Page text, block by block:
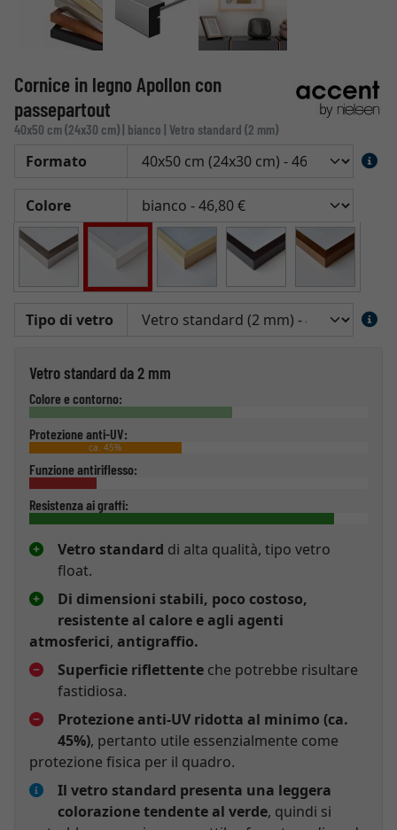
Cornice in legno Apollon con
passepartout
40x50 cm (24x30 cm) | bianco | Vetro standard (2 mm)
Formato
Colore
Tipo di vetro
Vetro standard da 2 mm
Colore e contorno:
Protezione anti-UV:
ca. 45%
Funzione antiriflesso:
Resistenza ai graffi:
Vetro standard di alta qualità, tipo vetro
float.
Di dimensioni stabili, poco costoso,
resistente al calore e agli agenti
atmosferici, antigraffio.
Superficie riflettente che potrebbe risultare
fastidiosa.
Protezione anti-UV ridotta al minimo (ca.
45%), pertanto utile essenzialmente come
protezione fisica per il quadro.
Il vetro standard presenta una leggera
colorazione tendente al verde, quindi si